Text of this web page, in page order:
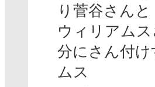
り菅谷さん
ウィリアム
分にさん付
ムス